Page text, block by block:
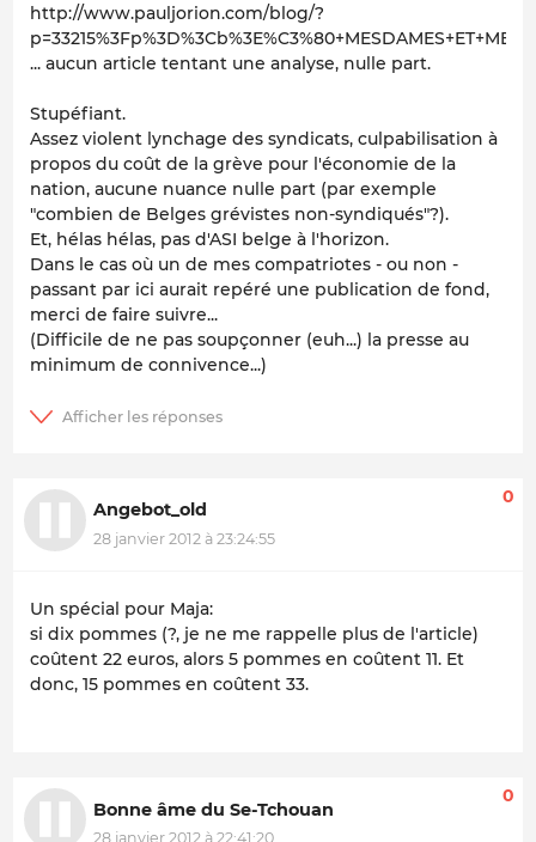
http://www.pauljorion.com/blog/?
... aucun article tentant une analyse, nulle part.
Stupéfiant.
Assez violent lynchage des syndicats, culpabilisation à
propos du coût de la grève pour l'économie de la
nation, aucune nuance nulle part (par exemple
"combien de Belges grévistes non-syndiqués"?).
Et, hélas hélas, pas d'ASI belge à l'horizon.
Dans le cas où un de mes compatriotes - ou non -
passant par ici aurait repéré une publication de fond,
merci de faire suivre...
(Difficile de ne pas soupçonner (euh...) la presse au
minimum de connivence...)
Angebot_old
28 janvier 2012 à 23:24:55
0
Un spécial pour Maja:
si dix pommes (?, je ne me rappelle plus de l'article)
coûtent 22 euros, alors 5 pommes en coûtent 11. Et
donc, 15 pommes en coûtent 33.
Bonne âme du Se-Tchouan
28 janvier 2012 à 22:41:20
0